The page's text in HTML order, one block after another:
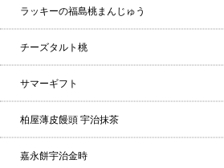
ラッキーの福島桃まんじゅう
チーズタルト桃
サマーギフト
柏屋薄皮饅頭 宇治抹茶
嘉永餅宇治金時